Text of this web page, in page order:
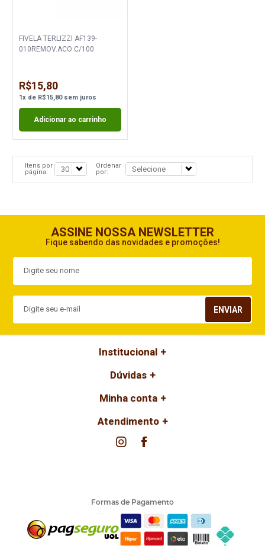
FIVELA TERLIZZI AF139-
010REMOV.ACO C/100
R$15,80
1x de R$15,80sem juros
Adicionar ao carrinho
Itens por
página:
Ordenar
por:
ASSINE NOSSA NEWSLETTER
Fique sabendo das novidades e promoções!
ENVIAR
Institucional
Dúvidas
Minha conta
Atendimento
Formas de Pagamento